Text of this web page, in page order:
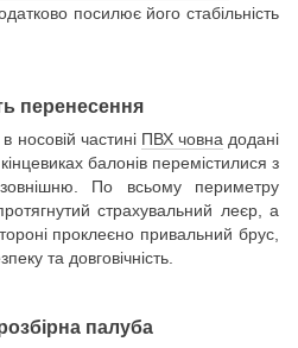
посилює його стабільність
перенесення
носовій частині ПВХ човна додані
балонів перемістилися з
По всьому периметру
страхувальний леєр, а
проклеєно привальний брус,
та довговічність.
палуба